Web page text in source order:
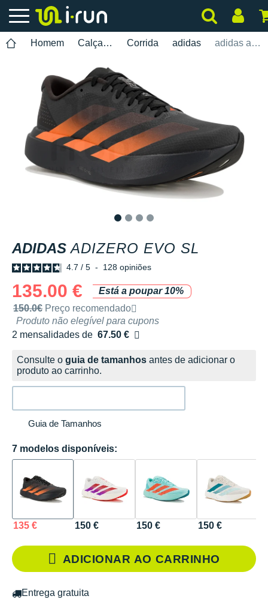
Homem Calçados Corrida adidas adidas adizero Evo SL
ADIDAS ADIZERO EVO SL
4.7 / 5 - 128 opiniões
135.00 €
Está a poupar 10%
Preço de venda recomendado pela marca
150.0€ Preço recomendado
Produto não elegível para cupons
2 mensalidades de 67.50 €
sem custos
Consulte o guia de tamanhos antes de adicionar o
produto ao carrinho.
Guia de Tamanhos
7 modelos disponíveis:
135 € 150 € 150 € 150 €
ADICIONAR AO CARRINHO
Entrega gratuita